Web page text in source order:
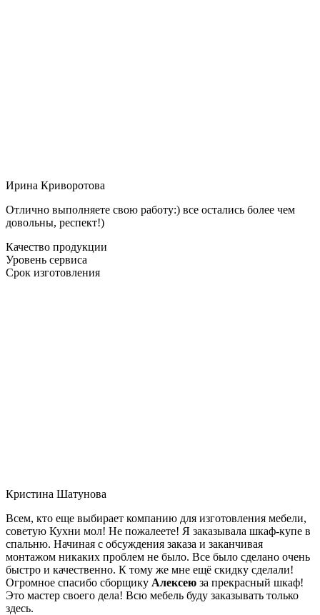
Ирина Криворотова
Отлично выполняете свою работу:) все остались более чем
довольны, респект!)
Качество продукции
Уровень сервиса
Срок изготовления
Кристина Шатунова
Всем, кто еще выбирает компанию для изготовления мебели,
советую Кухни мол! Не пожалеете! Я заказывала шкаф-купе в
спальню. Начиная с обсуждения заказа и заканчивая
монтажом никаких проблем не было. Все было сделано очень
быстро и качественно. К тому же мне ещё скидку сделали!
Огромное спасибо сборщику Алексею за прекрасный шкаф!
Это мастер своего дела! Всю мебель буду заказывать только
здесь.